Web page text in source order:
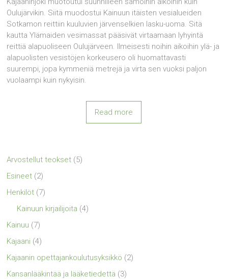
Oulujärvikin. Siitä muodostui Kainuun itäisten vesialueiden
Sotkamon reittiin kuuluvien järvenselkien lasku-uoma. Sitä
kautta Ylämaiden vesimassat pääsivät virtaamaan lyhyintä
reittiä alapuoliseen Oulujärveen. Ilmeisesti noihin aikoihin ylä- ja
alapuolisten vesistöjen korkeusero oli huomattavasti
suurempi, jopa kymmeniä metrejä ja virta sen vuoksi paljon
vuolaampi kuin nykyisin.
Read more
Arvostellut teokset (5)
Esineet (2)
Henkilöt (7)
Kainuun kirjailijoita (4)
Kainuu (7)
Kajaani (4)
Kajaanin opettajankoulutusyksikkö (2)
Kansanlääkintää ja lääketiedettä (3)